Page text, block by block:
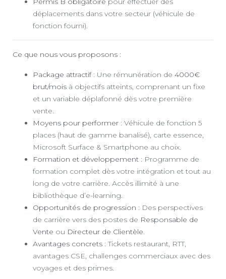
déplacements dans votre secteur (véhicule de
fonction fourni).
Ce que nous vous proposons :
Package attractif: Une rémunération de 4000€
brut/mois à objectifs atteints, comprenant un fixe
et un variable déplafonné dès votre première
vente.
Moyens pour performer : Véhicule de fonction 5
places (haut de gamme banalisé), carte essence,
Microsoft Surface & Smartphone au choix.
Formation et développement : Programme de
formation complet dès votre intégration et tout au
long de votre carrière. Accès illimité à une
bibliothèque d’e-learning.
Opportunités de progression : Des perspectives
de carrière vers des postes de Responsable de
Vente ou Directeur de Clientèle.
Avantages concrets : Tickets restaurant, RTT,
avantages CSE, challenges commerciaux avec des
voyages et des primes.